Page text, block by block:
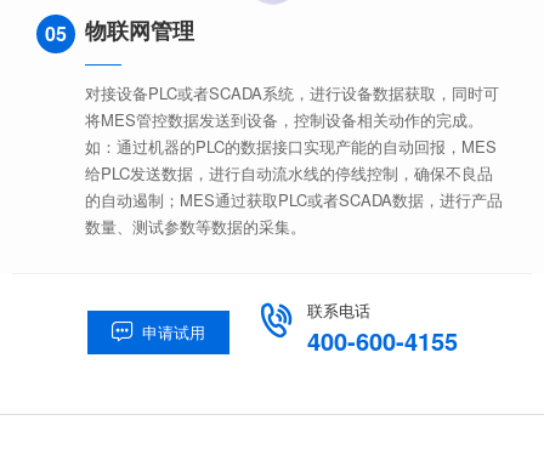
05 物联网管理
对接设备PLC或者SCADA系统，进行设备数据获取，同时可
将MES管控数据发送到设备，控制设备相关动作的完成。
如：通过机器的PLC的数据接口实现产能的自动回报，MES
给PLC发送数据，进行自动流水线的停线控制，确保不良品
的自动遏制；MES通过获取PLC或者SCADA数据，进行产品
数量、测试参数等数据的采集。
 申请试用  联系电话
400-600-4155